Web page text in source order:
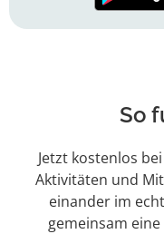
So
Jetzt kostenlos
Aktivitäten und
einander im
gemeinsam